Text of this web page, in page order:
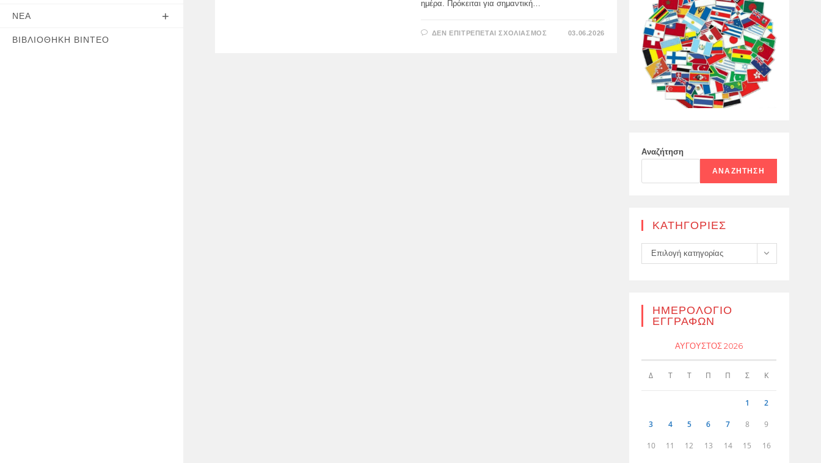
ΝΈΑ
ΒΙΒΛΙΟΘΉΚΗ ΒΊΝΤΕΟ
ημέρα. Πρόκειται για σημαντική…
ΔΕΝ ΕΠΙΤΡΈΠΕΤΑΙ ΣΧΟΛΙΑΣΜΌΣ 03.06.2026
Αναζήτηση
ΑΝΑΖΉΤΗΣΗ
KΑΤΗΓΟΡΊΕΣ
Kατηγορίες
Επιλογή κατηγορίας
ΗΜΕΡΟΛΌΓΙΟ
ΕΓΓΡΑΦΏΝ
ΑΎΓΟΥΣΤΟΣ 2026
Δ Τ Τ Π Π Σ Κ
1 2
3 4 5 6 7 8 9
10 11 12 13 14 15 16